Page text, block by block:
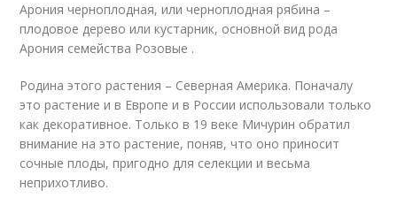
Арония черноплодная, или черноплодная рябина –
плодовое дерево или кустарник, основной вид рода
Арония семейства Розовые .
Родина этого растения – Северная Америка. Поначалу
это растение и в Европе и в России использовали только
как декоративное. Только в 19 веке Мичурин обратил
внимание на это растение, поняв, что оно приносит
сочные плоды, пригодно для селекции и весьма
неприхотливо.